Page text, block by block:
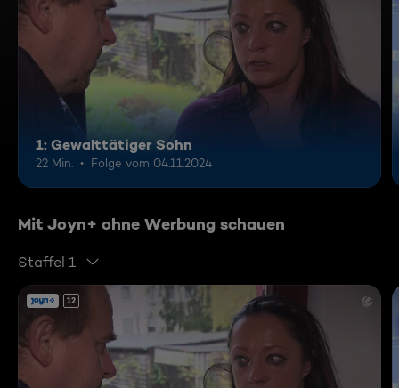
1: Gewalttätiger Sohn
22 Min. Folge vom 04.11.2024
Mit Joyn+ ohne Werbung schauen
Staffel 1
12